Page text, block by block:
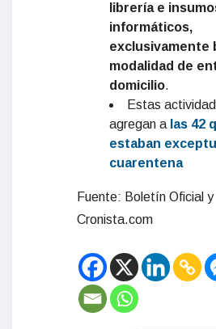
librería e
informáticos,
exclusivamente
modalidad de
domicilio.
Estas
agregan a las 42
estaban
cuarentena
Fuente: Boletín Oficial y
Cronista.com